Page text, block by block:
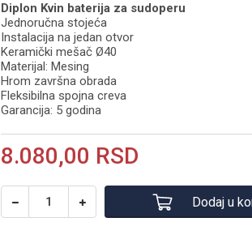
Diplon Kvin baterija za sudoperu
Jednoručna stojeća
Instalacija na jedan otvor
Keramički mešač Ø40
Materijal: Mesing
Hrom završna obrada
Fleksibilna spojna creva
Garancija: 5 godina
8.080,00 RSD
Dodaj u